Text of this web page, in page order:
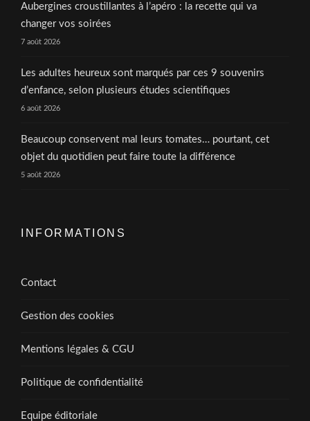
Aubergines croustillantes à l’apéro : la recette qui va
changer vos soirées
7 août 2026
Les adultes heureux sont marqués par ces 9 souvenirs
d’enfance, selon plusieurs études scientifiques
6 août 2026
Beaucoup conservent mal leurs tomates… pourtant, cet
objet du quotidien peut faire toute la différence
5 août 2026
INFORMATIONS
Contact
Gestion des cookies
Mentions légales & CGU
Politique de confidentialité
Equipe éditoriale